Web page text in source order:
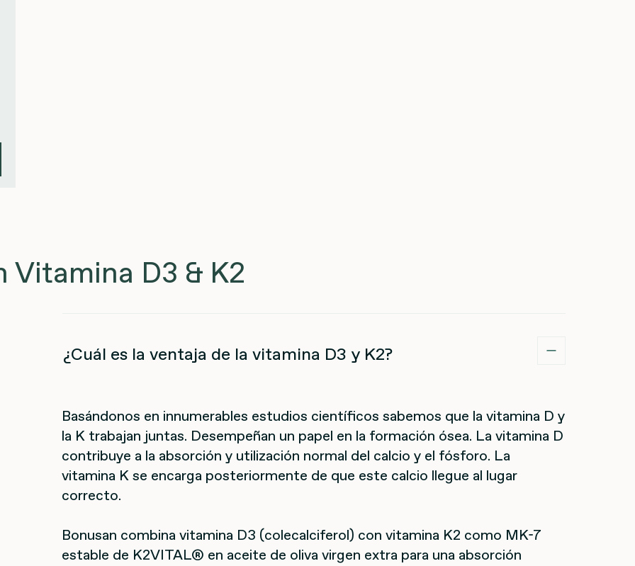
Vitamina D3 & K2
¿Cuál es la ventaja de la vitamina D3 y K2?
Basándonos en innumerables estudios científicos sabemos que la vitamina D y
la K trabajan juntas. Desempeñan un papel en la formación ósea. La vitamina D
contribuye a la absorción y utilización normal del calcio y el fósforo. La
vitamina K se encarga posteriormente de que este calcio llegue al lugar
correcto.
Bonusan combina vitamina D3 (colecalciferol) con vitamina K2 como MK-7
estable de K2VITAL® en aceite de oliva virgen extra para una absorción